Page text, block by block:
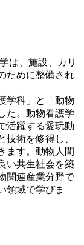
は、施設、カリ
ために整備され
学科」と「動物
た。動物看護学
活躍する愛玩動
術を修得し、
ます。動物人間
い共生社会を築
関連産業分野で
領域で学びま